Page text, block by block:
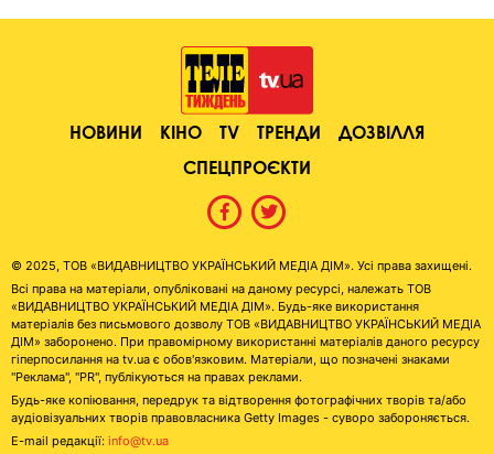
НОВИНИ КІНО TV ТРЕНДИ
ДОЗВІЛЛЯ
СПЕЦПРОЄКТИ
© 2025, ТОВ «ВИДАВНИЦТВО УКРАЇНСЬКИЙ МЕДІА ДІМ». Усі права захищені.
Всі права на матеріали, опубліковані на даному ресурсі, належать ТОВ
«ВИДАВНИЦТВО УКРАЇНСЬКИЙ МЕДІА ДІМ». Будь-яке використання
матеріалів без письмового дозволу ТОВ «ВИДАВНИЦТВО УКРАЇНСЬКИЙ МЕДІА
ДІМ» заборонено. При правомірному використанні матеріалів даного ресурсу
гіперпосилання на tv.ua є обов'язковим. Матеріали, що позначені знаками
"Реклама", "PR", публікуються на правах реклами.
Будь-яке копіювання, передрук та відтворення фотографічних творів та/або
аудіовізуальних творів правовласника Getty Images - суворо забороняється.
E-mail редакції: info@tv.ua